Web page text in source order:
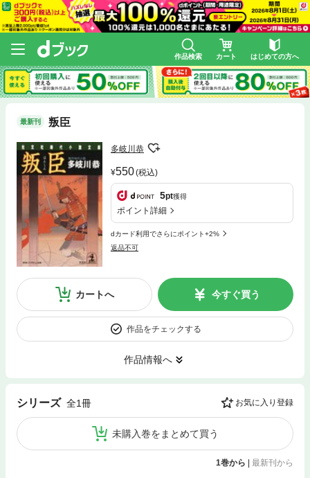
作品検索 カート はじめての方へ
最新刊 叛臣
多岐川恭
550(税込)
5pt獲得
ポイント詳細
dカード利用でさらにポイント+2%
返品不可
カートへ 今すぐ買う
作品をチェックする
作品情報へ
シリーズ 全1冊 お気に入り登録
未購入巻をまとめて買う
1巻から | 最新刊から